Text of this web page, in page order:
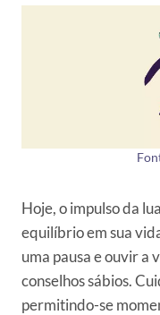
Hoje, o impulso da
equilíbrio em sua
uma pausa e ouvir a
conselhos sábios.
permitindo-se